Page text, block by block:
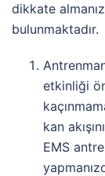
dikkate
bulunmaktadır.
etkinliği
kan
EMS